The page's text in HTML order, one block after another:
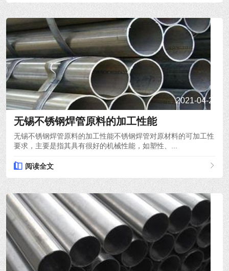
2021-04-22
无锡不锈钢焊管原料的加工性能
无锡不锈钢焊管原料的加工性能不锈钢焊管对原材料的可加工性
要求，主要是指其具有很好的机械性能，如塑性、...
阅读全文